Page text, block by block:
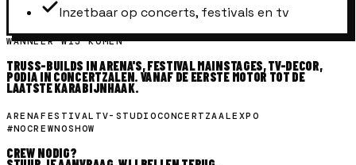
Inzetbaar op concerts, festivals en tv
WANNEER WIJ KOMEN
TRUSS-BUILDS IN ARENA'S, FESTIVAL MAINSTAGES, TV-DECOR,
PODIA IN CONCERTZALEN. VANAF DE EERSTE MOTOR TOT DE
LAATSTE KARABIJNHAAK.
ARENAFESTIVAL TV-STUDIOCONCERTZAALEXPO
#NOCREWNOSHOW
CREW NODIG?